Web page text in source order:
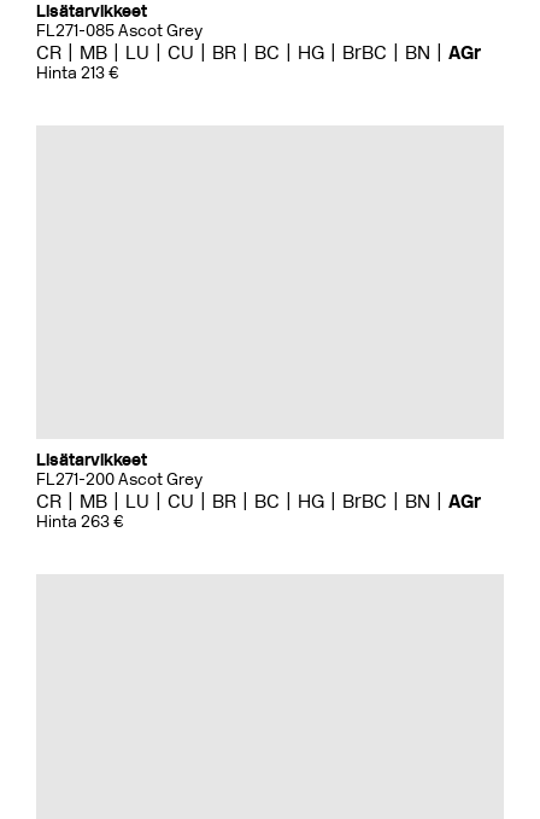
Lisätarvikkeet
FL271-085 Ascot Grey
CR MB LU CU BR BC HG BrBC BN AGr
Hinta 213 €
Lisätarvikkeet
FL271-200 Ascot Grey
CR MB LU CU BR BC HG BrBC BN AGr
Hinta 263 €